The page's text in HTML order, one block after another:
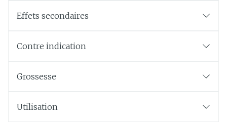
Effets secondaires
Contre indication
Grossesse
Utilisation